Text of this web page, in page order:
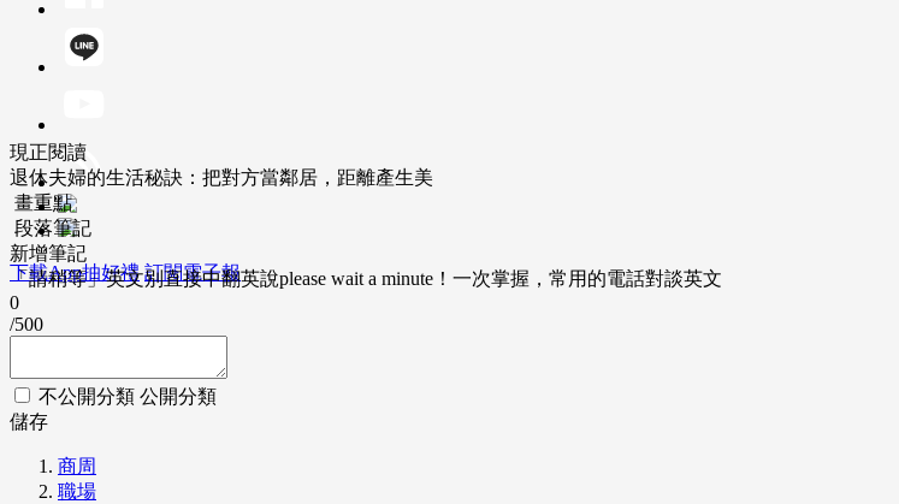
下載App抽好禮 訂閱電子報
現正閱讀
退休夫婦的生活秘訣：把對方當鄰居，距離產生美
畫重點
段落筆記
新增筆記
「請稍等」英文別直接中翻英說please wait a minute！一次掌握，常用的電話對談英文
0
/500
不公開分類 公開分類
儲存
商周
職場